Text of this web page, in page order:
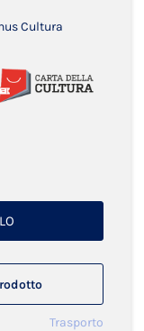
Cultura
Trasporto